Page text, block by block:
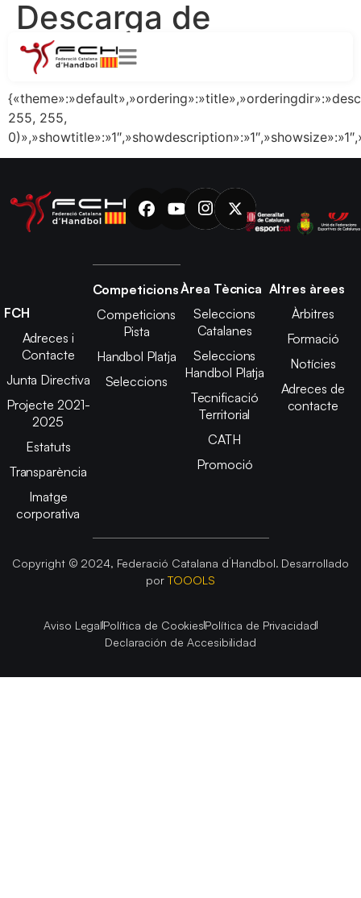
Descarga de
archivos WP:
255, 255,
FCH
Adreces i
Contacte
Junta Directiva
Projecte 2021-
2025
Estatuts
Transparència
Imatge
corporativa
Competicions
Competicions
Pista
Handbol Platja
Seleccions
Àrea Tècnica
Seleccions
Catalanes
Seleccions
Handbol Platja
Tecnificació
Territorial
CATH
Promoció
Altres àrees
Àrbitres
Formació
Notícies
Adreces de
contacte
Copyright © 2024, Federació Catalana d´Handbol. Desarrollado
porTOOOLS
Aviso LegalPolítica de CookiesPolítica de Privacidad
Declaración de Accesibilidad